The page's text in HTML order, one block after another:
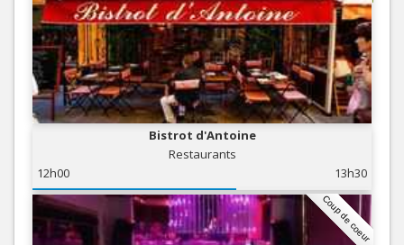
Bistrot d'Antoine
Restaurants
12h00
13h30
Coup de coeur